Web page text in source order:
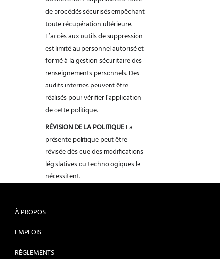
de procédés sécurisés empêchant
touterécupération ultérieure.
L’accès aux outils de suppression
est limité au personnel autoriséet
formé à la gestion sécuritaire des
renseignements personnels. Des
audits internespeuvent être
réalisés pour vérifier l’application
de cette politique.
RÉVISION DE LA POLITIQUELa
présente politique peut être
révisée dès que des modifications
législatives outechnologiques le
nécessitent.
À PROPOS
EMPLOIS
RÈGLEMENTS